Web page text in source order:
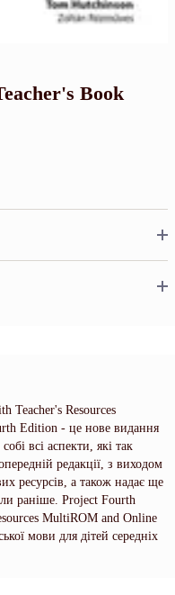
Book
Teacher's Resources
Edition - це нове видання
всі аспекти, які так
редакції, з виходом
ресурсів, а також надає ще
раніше. Project Fourth
MultiROM and Online
мови для дітей середніх